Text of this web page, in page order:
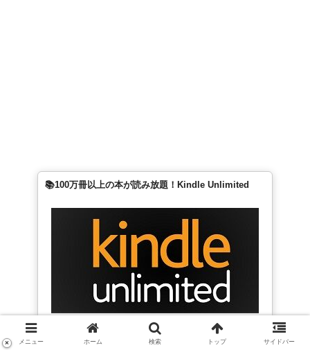
📚100万冊以上の本が読み放題！Kindle Unlimited
← 戻る 次へ →
メニュー ホーム 検索 トップ サイドバー
×